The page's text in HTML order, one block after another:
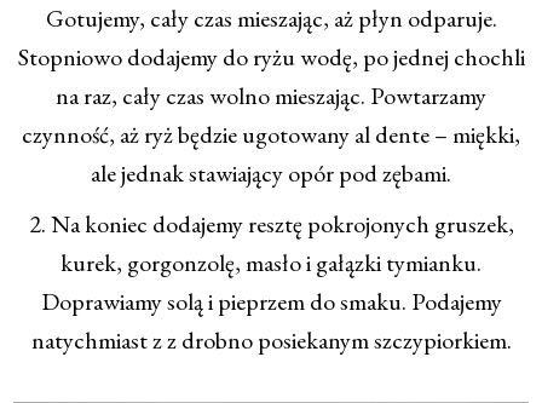
Gotujemy, cały czas mieszając, aż płyn odparuje.
Stopniowo dodajemy do ryżu wodę, po jednej chochli
na raz, cały czas wolno mieszając. Powtarzamy
czynność, aż ryż będzie ugotowany al dente – miękki,
ale jednak stawiający opór pod zębami.
2. Na koniec dodajemy resztę pokrojonych gruszek,
kurek, gorgonzolę, masło i gałązki tymianku.
Doprawiamy solą i pieprzem do smaku. Podajemy
natychmiast z z drobno posiekanym szczypiorkiem.